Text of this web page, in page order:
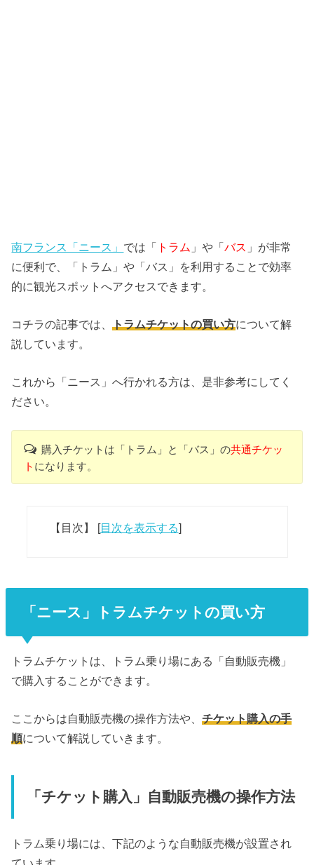
南フランス「ニース」 では「 トラム 」や「バス 」が非常
に便利で、「トラム」や「バス」を利用することで効率
的に観光スポットへアクセスできます。
コチラの記事では、トラムチケットの買い方について解
説しています。
これから「ニース」へ行かれる方は、是非参考にしてく
ださい。
購入チケットは「トラム」と「バス」の共通チケッ
ト になります。
【目次】 [目次を表示する]
「ニース」トラムチケットの買い方
トラムチケットは、トラム乗り場にある「自動販売機」
で購入することができます。
ここからは自動販売機の操作方法や、チケット購入の手
順について解説していきます。
「チケット購入」自動販売機の操作方法
トラム乗り場には、下記のような自動販売機が設置され